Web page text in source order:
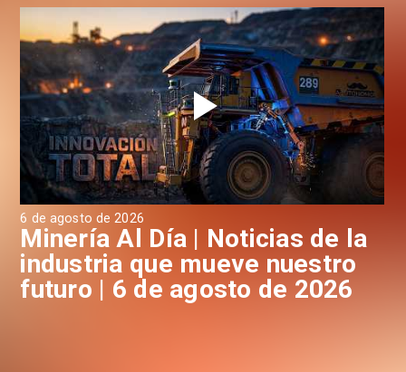
6 de agosto de 2026
Minería Al Día | Noticias de la
industria que mueve nuestro
futuro | 6 de agosto de 2026